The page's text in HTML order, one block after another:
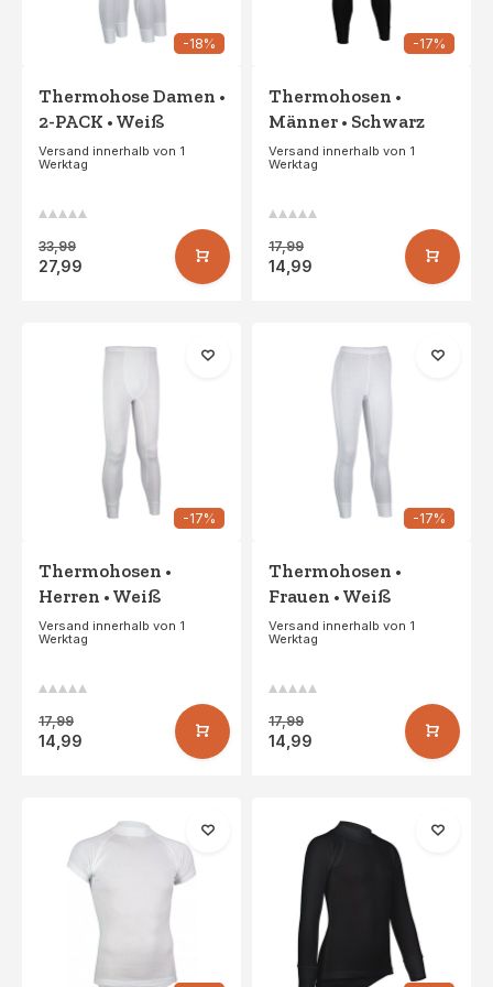
-18%
Thermohose Damen •
2-PACK • Weiß
Versand innerhalb von 1
Werktag
33,99
27,99
-17%
Thermohosen •
Männer • Schwarz
Versand innerhalb von 1
Werktag
17,99
14,99
-17%
Thermohosen •
Herren • Weiß
Versand innerhalb von 1
Werktag
17,99
14,99
-17%
Thermohosen •
Frauen • Weiß
Versand innerhalb von 1
Werktag
17,99
14,99